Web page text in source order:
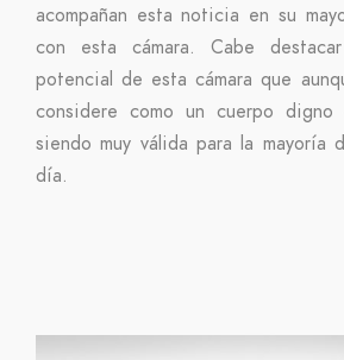
acompañan esta noticia en su
con esta cámara. Cabe
potencial de esta cámara que
considere como un cuerpo
siendo muy válida para la mayoría
día.